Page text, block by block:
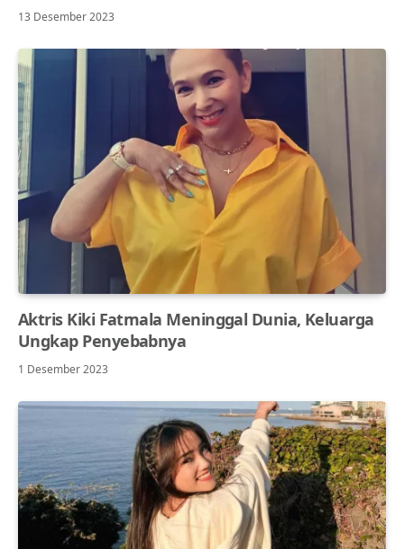
13 Desember 2023
Aktris Kiki Fatmala Meninggal Dunia, Keluarga
Ungkap Penyebabnya
1 Desember 2023